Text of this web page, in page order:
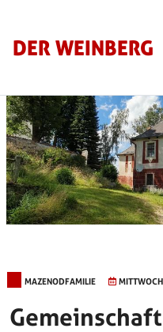
DER WEINBERG
MAZENODFAMILIE